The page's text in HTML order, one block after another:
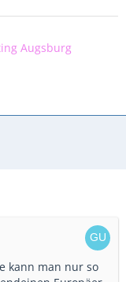
Augsburg
kann man nur so